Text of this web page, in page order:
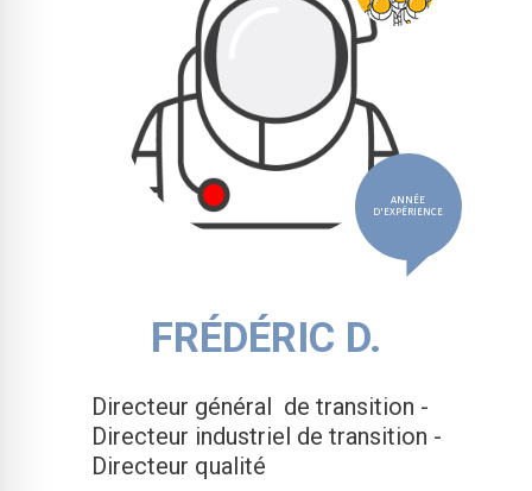
FRÉDÉRIC D.
ANNÉE
D'EXPÉRIENCE
Directeur général de transition -
Directeur industriel de transition -
Directeur qualité